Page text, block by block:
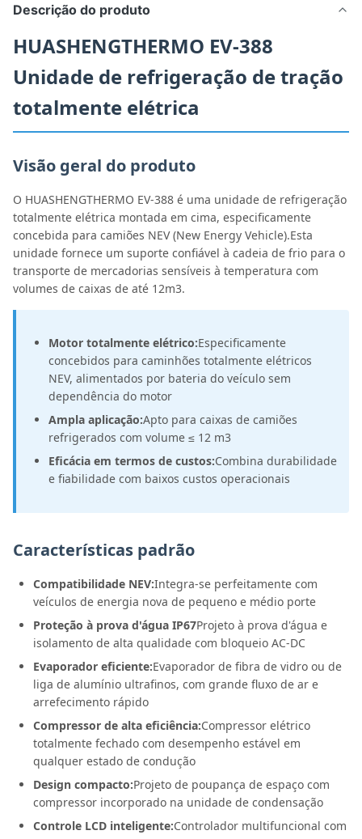
Descrição do produto
HUASHENGTHERMO EV-388
Unidade de refrigeração de tração
totalmente elétrica
Visão geral do produto
O HUASHENGTHERMO EV-388 é uma unidade de refrigeração
totalmente elétrica montada em cima, especificamente
concebida para camiões NEV (New Energy Vehicle).Esta
unidade fornece um suporte confiável à cadeia de frio para o
transporte de mercadorias sensíveis à temperatura com
volumes de caixas de até 12m3.
Motor totalmente elétrico:Especificamente
concebidos para caminhões totalmente elétricos
NEV, alimentados por bateria do veículo sem
dependência do motor
Ampla aplicação:Apto para caixas de camiões
refrigerados com volume ≤ 12 m3
Eficácia em termos de custos:Combina durabilidade
e fiabilidade com baixos custos operacionais
Características padrão
Compatibilidade NEV:Integra-se perfeitamente com
veículos de energia nova de pequeno e médio porte
Proteção à prova d'água IP67Projeto à prova d'água e
isolamento de alta qualidade com bloqueio AC-DC
Evaporador eficiente:Evaporador de fibra de vidro ou de
liga de alumínio ultrafinos, com grande fluxo de ar e
arrefecimento rápido
Compressor de alta eficiência:Compressor elétrico
totalmente fechado com desempenho estável em
qualquer estado de condução
Design compacto:Projeto de poupança de espaço com
compressor incorporado na unidade de condensação
Controle LCD inteligente:Controlador multifuncional com